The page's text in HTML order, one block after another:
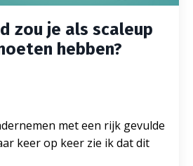
zou je als scaleup
hebben?
met een rijk gevulde
keer op keer zie ik dat dit